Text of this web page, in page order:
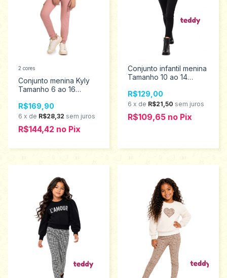
Conjunto menina Kyly
Tamanho 6 ao 16
R$169,90
6 x de R$28,32 sem juros
R$144,42 no Pix
2 cores
Conjunto infantil menina
Tamanho 10 ao 14
R$129,00
6 x de R$21,50 sem juros
R$109,65 no Pix